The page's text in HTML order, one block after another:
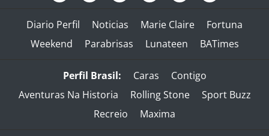
Diario Perfil Noticias Marie Claire
Fortuna
Weekend
Parabrisas Lunateen BATimes
Perfil Brasil: Caras
Contigo
Aventuras Na Historia
Rolling Stone
Sport Buzz
Recreio
Maxima